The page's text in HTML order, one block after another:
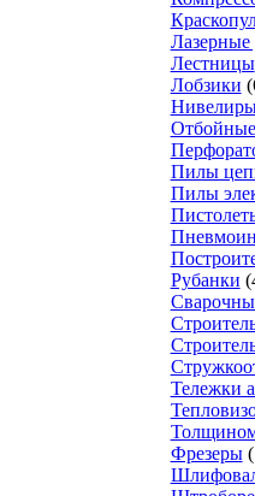
Лазерные
Лестницы
Лобзики
Пилы
Пилы
Рубанки
Тележки
Фрезеры